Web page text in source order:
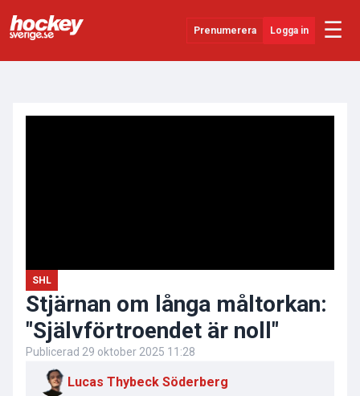
Prenumerera Logga in ☰
SHL
Stjärnan om långa måltorkan:
"Självförtroendet är noll"
Publicerad 29 oktober 2025 11:28
Lucas Thybeck Söderberg